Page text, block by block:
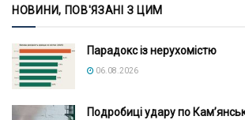
НОВИНИ, ПОВ'ЯЗАНІ З ЦИМ
Парадокс із нерухомістю
06.08.2026
Подробиці удару по